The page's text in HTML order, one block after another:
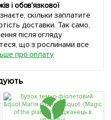
і обов'язкової
скільки заплатите
доставки. Так само,
після огляду
що з рослинами все
про оплату